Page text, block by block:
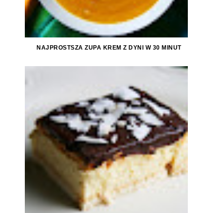
NAJPROSTSZA ZUPA KREM Z DYNI W 30 MINUT